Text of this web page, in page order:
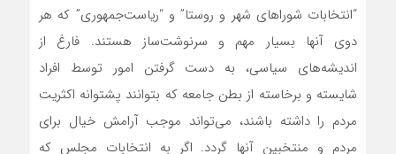
“انتخابات شوراهای شهر و روستا” و “ریاست‌جمهوری” که هر
دوی آنها بسیار مهم و سرنوشت‌ساز هستند. فارغ از
اندیشه‌های سیاسی، به دست گرفتن امور توسط افراد
شایسته و برخاسته از بطن جامعه که بتوانند پشتوانه اکثریت
مردم را داشته باشند، می‌تواند موجب آرامش خیال برای
مردم و منتخبین آنها گردد. اگر به انتخابات مجلس که